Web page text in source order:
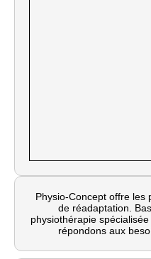
Physio-Concept offre les
de réadaptation.
physiothérapie
répondons aux